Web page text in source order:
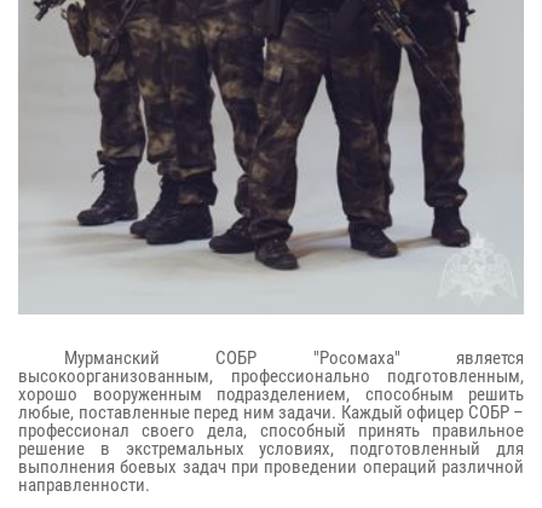
Мурманский СОБР "Росомаха" является
высокоорганизованным, профессионально подготовленным,
хорошо вооруженным подразделением, способным решить
любые, поставленные перед ним задачи. Каждый офицер СОБР –
профессионал своего дела, способный принять правильное
решение в экстремальных условиях, подготовленный для
выполнения боевых задач при проведении операций различной
направленности.